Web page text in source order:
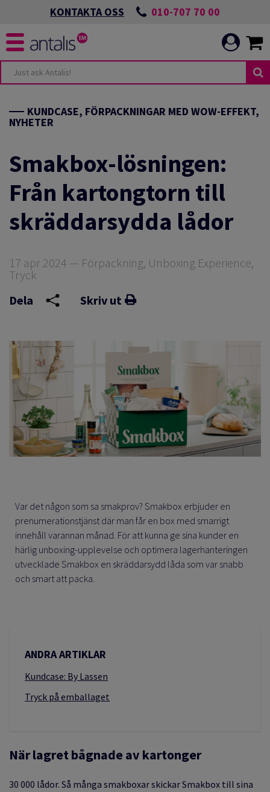
KONTAKTA OSS 010-707 70 00
KUNDCASE, FÖRPACKNINGAR MED WOW-EFFEKT,
NYHETER
Smakbox-lösningen:
Från kartongtorn till
skräddarsydda lådor
17 apr 2024 — Förpackning, Unboxing Experience,
Tryck
Dela
Skriv ut
Var det någon som sa smakprov? Smakbox erbjuder en
prenumerationstjänst där man får en box med smarrigt
innehåll varannan månad. För att kunna ge sina kunder en
härlig unboxing-upplevelse och optimera lagerhanteringen
utvecklade Smakbox en skräddarsydd låda som var snabb
och smart att packa.
ANDRA ARTIKLAR
Kundcase: By Lassen
Tryck på emballaget
När lagret bågnade av kartonger
30 000 lådor. Så många smakboxar skickar Smakbox till sina